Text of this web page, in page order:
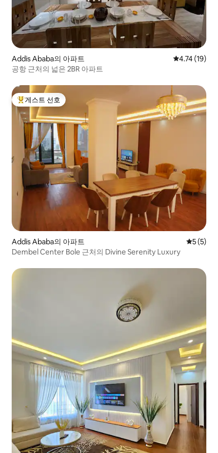
Addis Ababa의 아파트 평점 4.74점
4.74 (19)
공항 근처의 넓은 2BR 아파트
상위 게스트 선호
게스트 선호
Addis Ababa의 아파트 평점 5점
5 (5)
Dembel Center Bole 근처의 Divine Serenity Luxury